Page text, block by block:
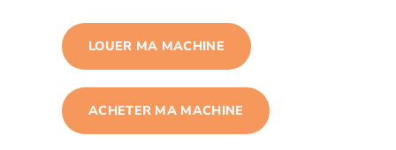
LOUER MA MACHINE
ACHETER MA MACHINE